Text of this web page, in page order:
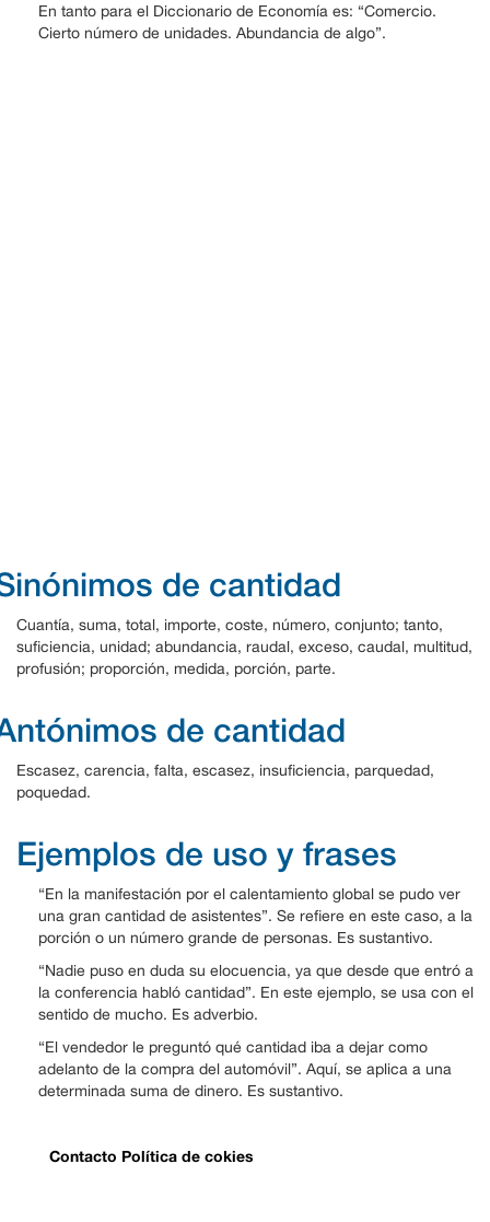
En tanto para el Diccionario de Economía es: “Comercio.
Cierto número de unidades. Abundancia de algo”.
de cantidad
Cuantía, suma, total, importe, coste, número, conjunto; tanto,
suficiencia, unidad; abundancia, raudal, exceso, caudal, multitud,
profusión; proporción, medida, porción, parte.
de cantidad
Escasez, carencia, falta, escasez, insuficiencia, parquedad,
poquedad.
Ejemplos de uso y frases
“En la manifestación por el calentamiento global se pudo ver
una gran cantidad de asistentes”. Se refiere en este caso, a la
porción o un número grande de personas. Es sustantivo.
“Nadie puso en duda su elocuencia, ya que desde que entró a
la conferencia habló cantidad”. En este ejemplo, se usa con el
sentido de mucho. Es adverbio.
“El vendedor le preguntó qué cantidad iba a dejar como
adelanto de la compra del automóvil”. Aquí, se aplica a una
determinada suma de dinero. Es sustantivo.
Contacto Política de cokies